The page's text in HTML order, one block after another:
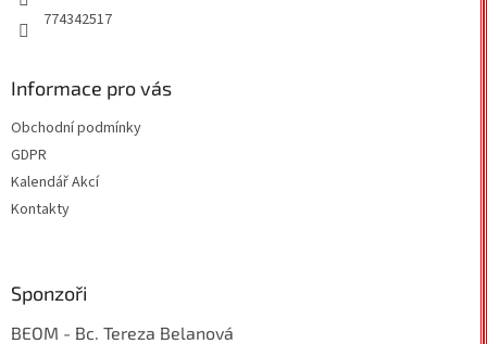
774342517
Informace pro vás
Obchodní podmínky
GDPR
Kalendář Akcí
Kontakty
Sponzoři
BEOM - Bc. Tereza Belanová